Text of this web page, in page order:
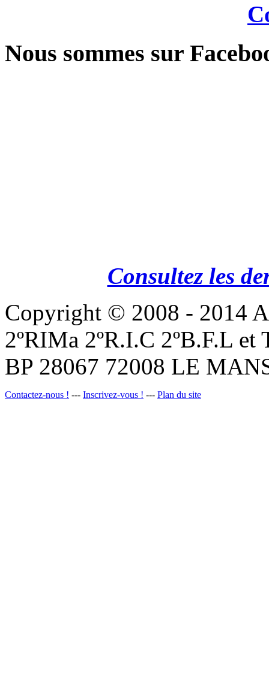
Nous sommes sur
Consultez les
Copyright © 2008 - 2014
2ºRIMa 2ºR.I.C 2ºB.F.L
BP 28067 72008 LE
Contactez-nous ! --- Inscrivez-vous ! --- Plan du site